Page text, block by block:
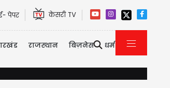
पेपर केसरी TV
राजस्थान बिज़नेस धर्म